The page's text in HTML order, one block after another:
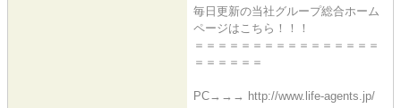
毎日更新の当社グループ総合ホーム
ページはこちら！！！
＝＝＝＝＝＝＝＝＝＝＝＝＝＝＝＝
＝＝＝＝＝＝
PC→→→ http://www.life-agents.jp/